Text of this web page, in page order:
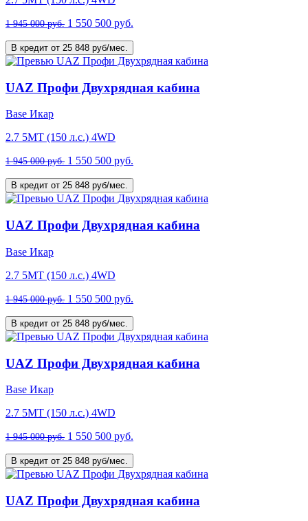
1 945 000 руб. 1 550 500 руб.
В кредит от 25 848 руб/мес.
UAZ Профи Двухрядная кабина
Base Икар
2.7 5MT (150 л.с.) 4WD
1 945 000 руб. 1 550 500 руб.
В кредит от 25 848 руб/мес.
UAZ Профи Двухрядная кабина
Base Икар
2.7 5MT (150 л.с.) 4WD
1 945 000 руб. 1 550 500 руб.
В кредит от 25 848 руб/мес.
UAZ Профи Двухрядная кабина
Base Икар
2.7 5MT (150 л.с.) 4WD
1 945 000 руб. 1 550 500 руб.
В кредит от 25 848 руб/мес.
UAZ Профи Двухрядная кабина